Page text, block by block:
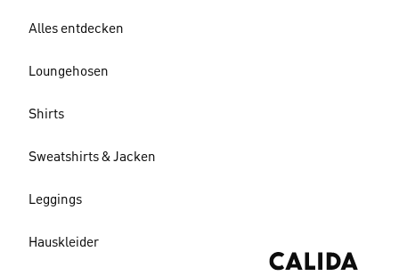
Alles entdecken
Loungehosen
Shirts
Sweatshirts & Jacken
Leggings
Hauskleider